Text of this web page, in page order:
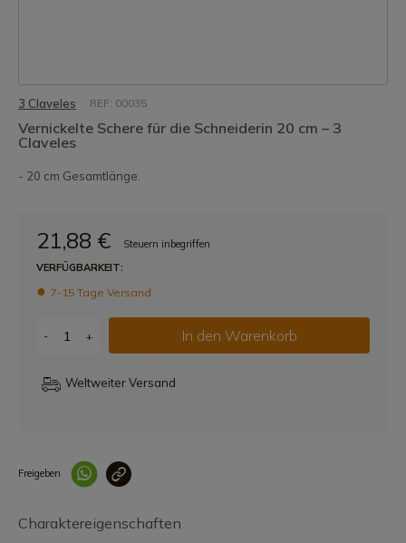
3 Claveles REF: 00035
Vernickelte Schere für die Schneiderin 20 cm – 3
Claveles
- 20 cm Gesamtlänge.
21,88 €
Steuern inbegriffen
VERFÜGBARKEIT:
7-15 Tage Versand
- + In den Warenkorb
Weltweiter Versand
Freigeben
Charaktereigenschaften